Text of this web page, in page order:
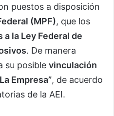
puestos a disposición
(MPF), que los
a la Ley Federal de
. De manera
su posible vinculación
Empresa”, de acuerdo
de la AEI.